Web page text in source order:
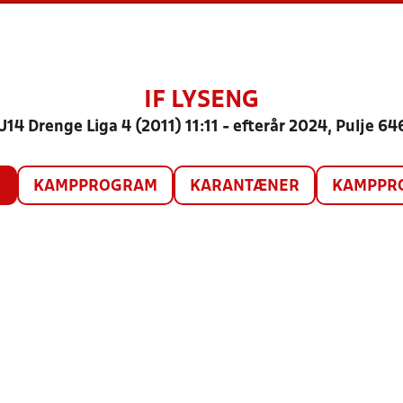
IF LYSENG
Drenge Liga 4 (2011) 11:11 - efterår 2024, Pulje
KAMPPROGRAM KARANTÆNER